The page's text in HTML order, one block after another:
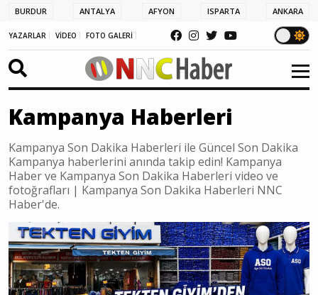
BURDUR ANTALYA AFYON ISPARTA ANKARA
YAZARLAR VİDEO FOTO GALERİ
Kampanya Haberleri
Kampanya Son Dakika Haberleri ile Güncel Son Dakika
Kampanya haberlerini anında takip edin! Kampanya
Haber ve Kampanya Son Dakika Haberleri video ve
fotoğrafları | Kampanya Son Dakika Haberleri NNC
Haber'de.